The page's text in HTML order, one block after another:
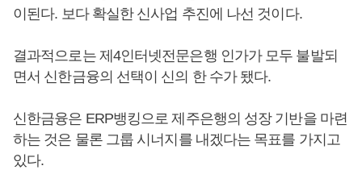
이된다. 보다 확실한 신사업 추진에 나선 것이다.
결과적으로는 제4인터넷전문은행 인가가 모두 불발되
면서 신한금융의 선택이 신의 한 수가 됐다.
신한금융은 ERP뱅킹으로 제주은행의 성장 기반을 마련
하는 것은 물론 그룹 시너지를 내겠다는 목표를 가지고
있다.